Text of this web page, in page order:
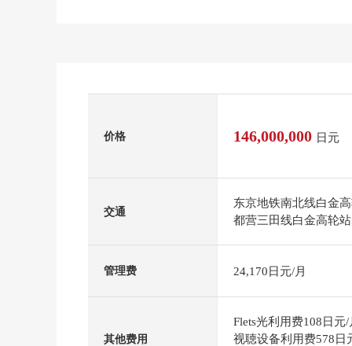
价格 146,000,000 日元
交通
东京地铁南北线白金
都营三田线白金高轮
管理费 24,170日元/月
其他费用
Flets光利用费108日元
视聴设备利用费578日